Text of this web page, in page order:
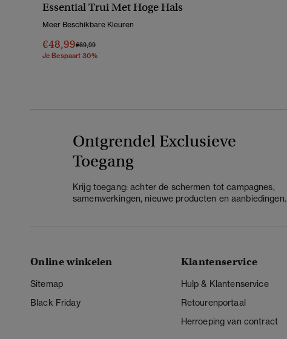
Essential Trui Met Hoge Hals
Meer Beschikbare Kleuren
€48,99Prijs Verlaagd Van
€69,99Naar
Je Bespaart 30%
Ontgrendel Exclusieve
Toegang
Krijg toegang: achter de schermen tot campagnes,
samenwerkingen, nieuwe producten en aanbiedingen.
Online winkelen
Sitemap
Black Friday
Klantenservice
Hulp & Klantenservice
Retourenportaal
Herroeping van contract